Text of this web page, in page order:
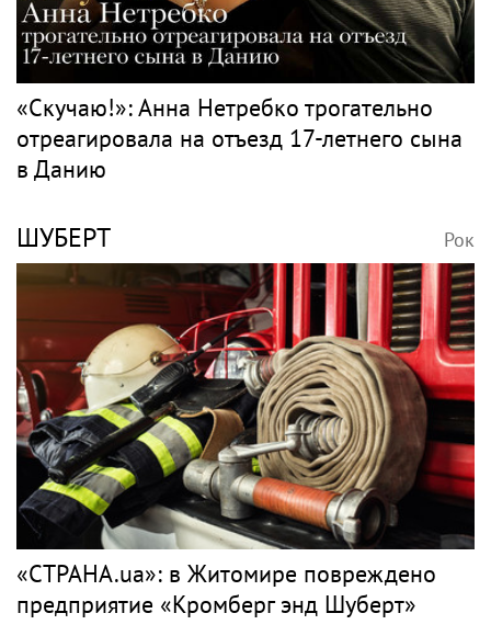
«Скучаю!»: Анна Нетребко трогательно
отреагировала на отъезд 17-летнего сына
в Данию
ШУБЕРТ Рок
«СТРАНА.ua»: в Житомире повреждено
предприятие «Кромберг энд Шуберт»